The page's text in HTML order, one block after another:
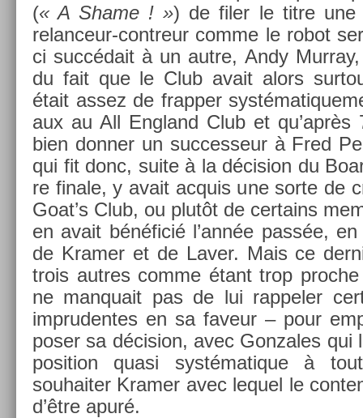
(« A Shame ! ») de filer le titre une
relanceur-contreur comme le robot
ci succédait à un autre, Andy
du fait que le Club avait alors
était assez de frapp­er
aux au All En­gland Club et
bien donn­er un suc­ces­seur à Fred
qui fit donc, suite à la décis­ion du
re fin­ale, y avait ac­quis une sorte de
Goat’s Club, ou plutôt de cer­tains
en avait bénéficié l’année passée,
de Kram­er et de Laver. Mais ce
trois aut­res comme étant trop
ne man­quait pas de lui rap­pel­er
im­pruden­tes en sa faveur – pour
pos­er sa décis­ion, avec Gon­zales
posi­tion quasi systématique à
souhait­er Kram­er avec lequel le
d’être apuré.